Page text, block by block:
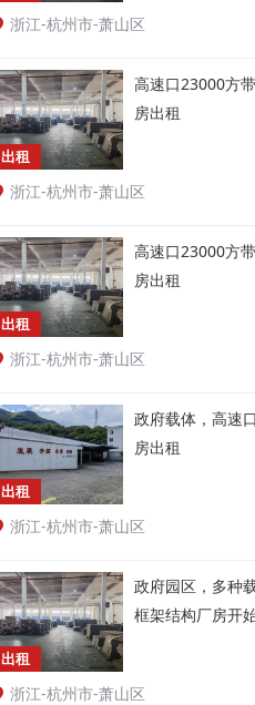
浙江-杭州市-萧山区
出租
高速口23000方
房出租
浙江-杭州市-萧山区
出租
高速口23000方
房出租
浙江-杭州市-萧山区
出租
政府载体，高速
房出租
浙江-杭州市-萧山区
出租
政府园区，多种
框架结构厂房开
浙江-杭州市-萧山区